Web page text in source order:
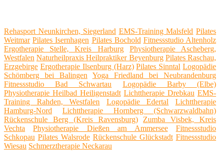
Rehasport Neunkirchen, Siegerland EMS-Training Malsfeld Pilates
Weitmar Pilates Isernhagen Pilates Bochold Fitnessstudio Altenholz
Ergotherapie Stelle, Kreis Harburg
Physiotherapie Ascheberg,
Westfalen Naturheilpraxis Heilpraktiker Beyenburg Pilates Raschau,
Erzgebirge Ergotherapie Ilsenburg (Harz) Pilates Sinntal Logopädie
Schömberg bei Balingen
Yoga Friedland bei Neubrandenburg
Fitnessstudio Bad Schwartau
Logopädie Barby (Elbe)
Physiotherapie Heilbad Heiligenstadt Lichttherapie Drebkau EMS-
Training Rahden, Westfalen
Logopädie Edertal
Lichttherapie
Hamburg-Nord
Lichttherapie Hornberg (Schwarzwaldbahn)
Rückenschule Berg (Kreis Ravensburg)
Zumba Visbek, Kreis
Vechta
Physiotherapie Dießen am Ammersee
Fitnessstudio
Schkopau Pilates Walsrode Rückenschule Glückstadt Fitnessstudio
Wiesau Schmerztherapie Neckarau